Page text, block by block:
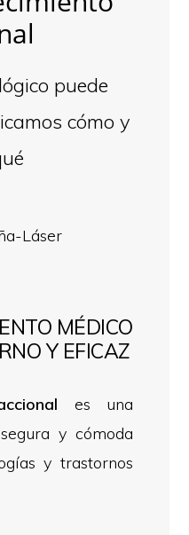
puede
cómo y
MÉDICO
Y EFICAZ
es una
y cómoda
y trastornos